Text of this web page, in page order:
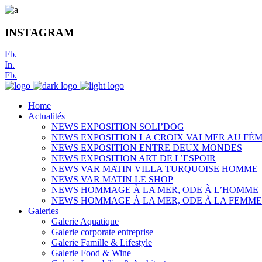
INSTAGRAM
Fb.
In.
Fb.
Home
Actualités
NEWS EXPOSITION SOLI’DOG
NEWS EXPOSITION LA CROIX VALMER AU
NEWS EXPOSITION ENTRE DEUX MONDES
NEWS EXPOSITION ART DE L’ESPOIR
NEWS VAR MATIN VILLA TURQUOISE HOMME
NEWS VAR MATIN LE SHOP
NEWS HOMMAGE À LA MER, ODE À L’HOMME
NEWS HOMMAGE À LA MER, ODE À LA FEMME
Galeries
Galerie Aquatique
Galerie corporate entreprise
Galerie Famille & Lifestyle
Galerie Food & Wine